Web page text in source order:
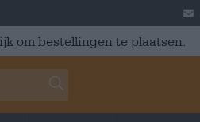
om bestellingen te plaatsen.